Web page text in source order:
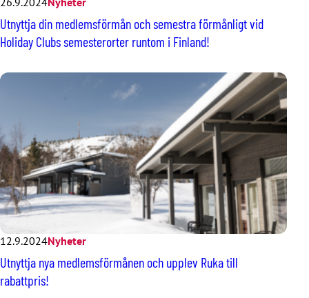
Utnyttja din medlemsförmån och semestra förmånligt vid
Holiday Clubs semesterorter runtom i Finland!
12.9.2024Nyheter
Utnyttja nya medlemsförmånen och upplev Ruka till
rabattpris!